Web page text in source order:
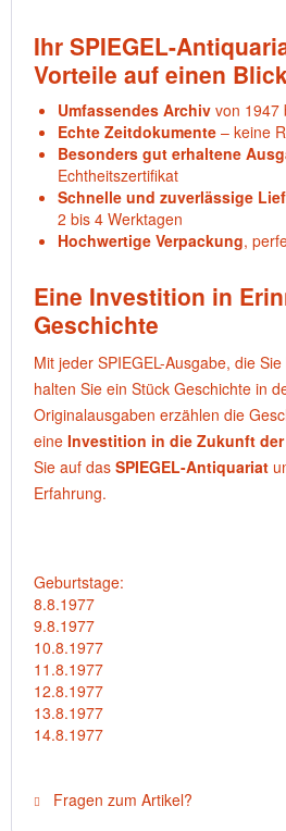
Ihr SPIEGEL-
Vorteile auf einen
Umfassendes Archiv von 1947
Echte Zeitdokumente – keine
Besonders gut erhaltene
Echtheitszertifikat
Schnelle und zuverlässige
2 bis 4 Werktagen
Hochwertige Verpackung,
Eine Investition in
Geschichte
Mit jeder SPIEGEL-Ausgabe, die
halten Sie ein Stück Geschichte in
Originalausgaben erzählen die
eine Investition in die Zukunft
Sie auf das SPIEGEL-Antiquariat
Erfahrung.
Geburtstage:
8.8.1977
9.8.1977
10.8.1977
11.8.1977
12.8.1977
13.8.1977
14.8.1977
Fragen zum Artikel?